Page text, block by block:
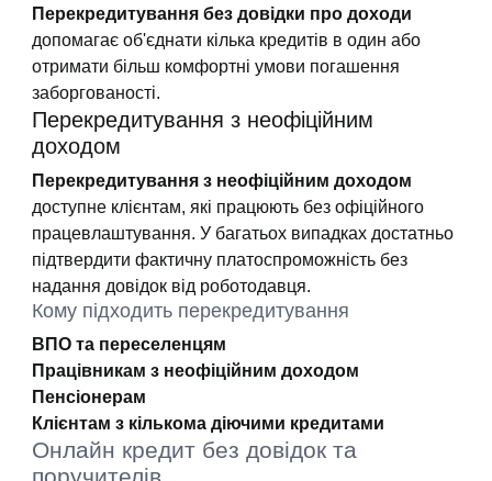
Перекредитування без довідки про доходи
допомагає об'єднати кілька кредитів в один або
отримати більш комфортні умови погашення
заборгованості.
Перекредитування з неофіційним
доходом
Перекредитування з неофіційним доходом
доступне клієнтам, які працюють без офіційного
працевлаштування. У багатьох випадках достатньо
підтвердити фактичну платоспроможність без
надання довідок від роботодавця.
Кому підходить перекредитування
ВПО та переселенцям
Працівникам з неофіційним доходом
Пенсіонерам
Клієнтам з кількома діючими кредитами
Онлайн кредит без довідок та